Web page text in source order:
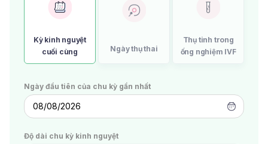
Kỳ kinh nguyệt
cuối cùng
Ngày thụ thai
Thụ tinh trong
ống nghiệm IVF
Ngày đầu tiên của chu kỳ gần nhất
08/08/2026
Độ dài chu kỳ kinh nguyệt